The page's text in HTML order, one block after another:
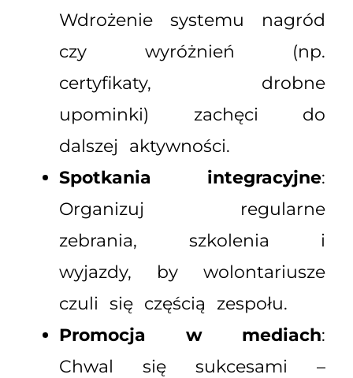
Wdrożenie systemu nagród
czy wyróżnień (np.
certyfikaty, drobne
upominki) zachęci do
dalszej aktywności.
Spotkania integracyjne:
Organizuj regularne
zebrania, szkolenia i
wyjazdy, by wolontariusze
czuli się częścią zespołu.
Promocja w mediach:
Chwal się sukcesami –